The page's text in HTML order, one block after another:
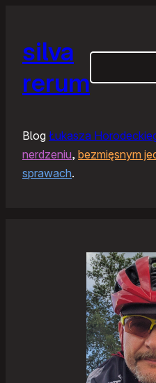
silva
rerum
Blog Łukasza
nerdzeniu, bezmięsnym
sprawach.